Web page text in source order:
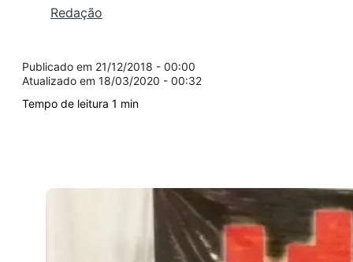
Redação
21/12/2018 - 00:00
18/03/2020 - 00:32